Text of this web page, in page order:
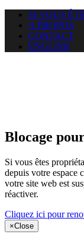
SI VOUS
A PROPOS
CONTACT
ENGLISH
Blocage
Si vous êtes
depuis votre espace
votre site web est
réactiver.
Cliquez ici pour
×Close